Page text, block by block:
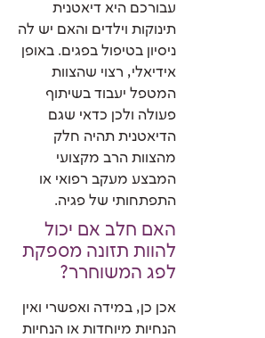
עבורכם היא דיאטנית
תינוקות וילדים והאם יש לה
ניסיון בטיפול בפגים. באופן
אידיאלי, רצוי שהצוות
המטפל יעבוד בשיתוף
פעולה ולכן כדאי שגם
הדיאטנית תהיה חלק
מהצוות הרב מקצועי
המבצע מעקב רפואי או
התפתחותי של פגיה.
האם חלב אם יכול
להוות תזונה מספקת
לפג המשוחרר?
אכן כן, במידה ואפשרי ואין
הנחיות מיוחדות או הנחיות